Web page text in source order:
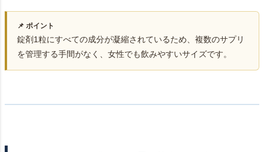
📌 ポイント
錠剤1粒にすべての成分が凝縮されているため、複数のサプリ
を管理する手間がなく、女性でも飲みやすいサイズです。